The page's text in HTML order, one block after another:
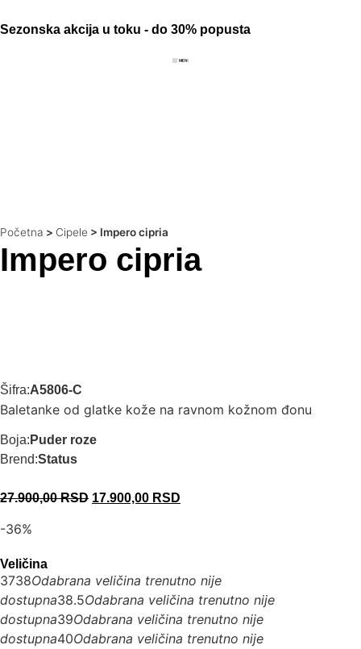
Sezonska akcija u toku - do 30% popusta
Početna > Cipele > Impero cipria
Impero cipria
Šifra:A5806-C
Baletanke od glatke kože na ravnom kožnom đonu
Boja: Puder roze
Brend:Status
27.900,00RSD 17.900,00 RSD
-36%
Veličina
3738Odabrana veličina trenutno nije
dostupna38.5Odabrana veličina trenutno nije
dostupna39Odabrana veličina trenutno nije
dostupna40Odabrana veličina trenutno nije